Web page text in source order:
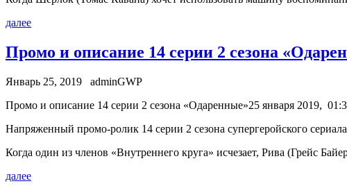
далее
Промо и описание 14 серии 2 сезона
Январь 25, 2019
adminGWP
Прoмo и описание 14 серии 2 сезона «Одаренные»25 января 2019,
Напряженный промо-ролик 14 серии 2 сезона супергеройского
Когда один из членов «Внутреннего круга» исчезает, Рива (Грейс
далее